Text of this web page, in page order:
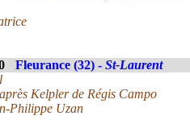
Fleurance (32) - St-Laurent
Kelpler de Régis Campo
Philippe Uzan